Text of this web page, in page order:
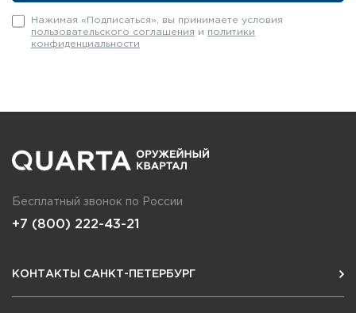
Нажимая «Подписаться», вы принимаете условия
пользовательского соглашения и политики
конфиденциальности
Бесплатный звонок по России
+7 (800) 222-43-21
КОНТАКТЫ САНКТ-ПЕТЕРБУРГ